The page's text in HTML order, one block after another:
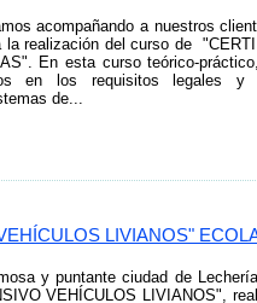
acompañando a nuestros
la realización del curso de
En esta curso teórico-
en los requisitos legales y
de...
LIVIANOS"
y puntante ciudad de
VEHÍCULOS LIVIANOS",